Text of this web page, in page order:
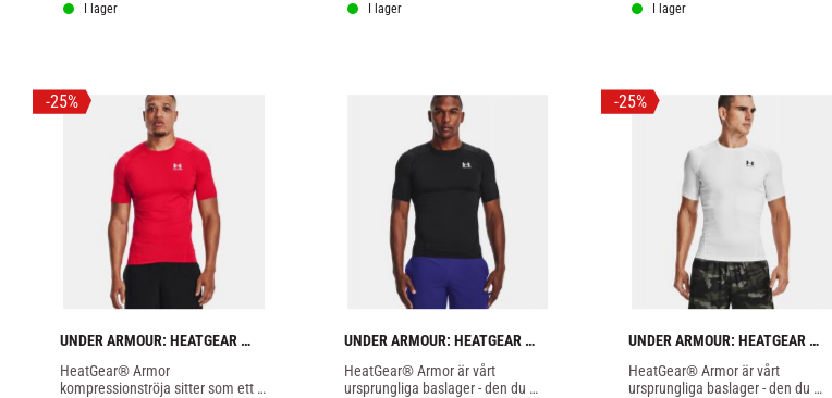
I lager I lager I lager
UNDER ARMOUR: HEATGEAR
KOMPRESSIONSTRÖJA - RÖD
HeatGear® Armor
kompressionströja sitter som ett
25%
UNDER ARMOUR: HEATGEAR
KOMPRESSIONSTRÖJA - SVART
HeatGear® Armor är vårt
ursprungliga baslager - den du
UNDER ARMOUR: HEATGEAR
KOMPRESSIONSTRÖJA - VIT
HeatGear® Armor är vårt
ursprungliga baslager - den du
25%